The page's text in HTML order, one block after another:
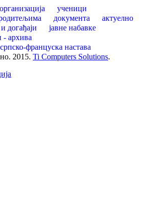
организација
ученици
документа
актуелно
догађаји
јавне набавке
- архива
француска настава
2015. Ti Computers Solutions.